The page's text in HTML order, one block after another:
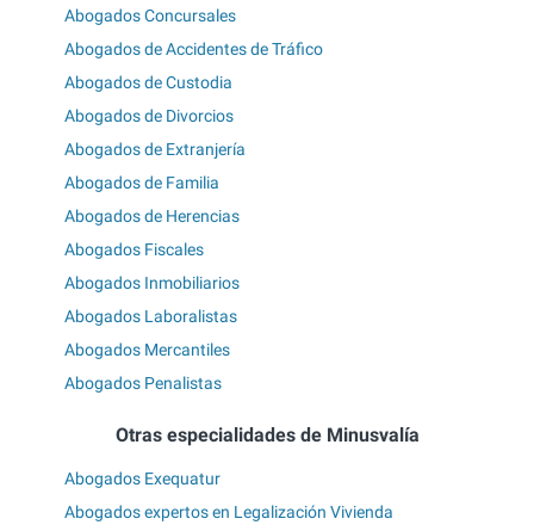
Abogados Concursales
Abogados de Accidentes de Tráfico
Abogados de Custodia
Abogados de Divorcios
Abogados de Extranjería
Abogados de Familia
Abogados de Herencias
Abogados Fiscales
Abogados Inmobiliarios
Abogados Laboralistas
Abogados Mercantiles
Abogados Penalistas
Otras especialidades de Minusvalía
Abogados Exequatur
Abogados expertos en Legalización Vivienda